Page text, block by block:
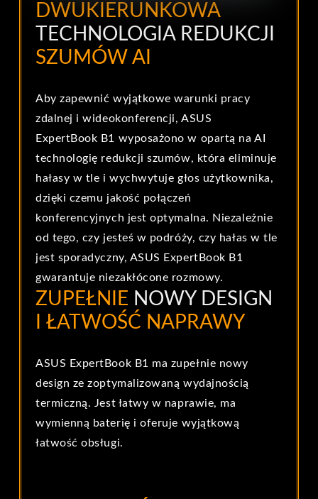
DWUKIERUNKOWA
TECHNOLOGIA REDUKCJ
SZUMÓW AI
Aby zapewnić wyjątkowe warunki pracy
zdalnej i wideokonferencji, ASUS
ExpertBook B1 wyposażono w opartą na AI
technologię redukcji szumów, która eliminuje
hałasy w tle i wychwytuje głos użytkownika,
dzięki czemu jakość połączeń
konferencyjnych jest optymalna. Niezależnie
od tego, czy jesteś w podróży, czy hałas w tle
jest sporadyczny, ASUS ExpertBook B1
gwarantuje niezakłócone rozmowy.
ZUPEŁNIE NOWY DESIGN
I ŁATWOŚĆ NAPRAWY
ASUS ExpertBook B1 ma zupełnie nowy
design ze zoptymalizowaną wydajnością
termiczną. Jest łatwy w naprawie, ma
wymienną baterię i oferuje wyjątkową
łatwość obsługi.